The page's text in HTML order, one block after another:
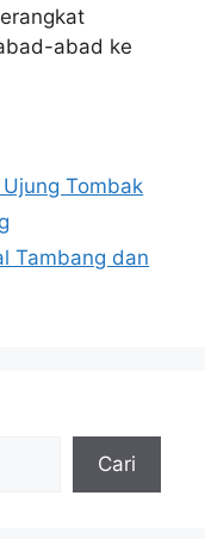
abad ke
Tombak
Tambang dan
Cari